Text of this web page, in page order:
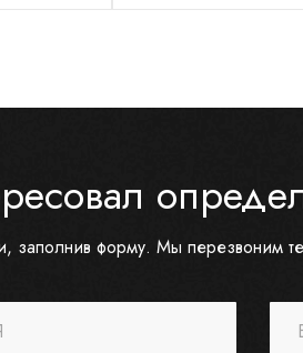
заполнив форму. Мы перезвоним